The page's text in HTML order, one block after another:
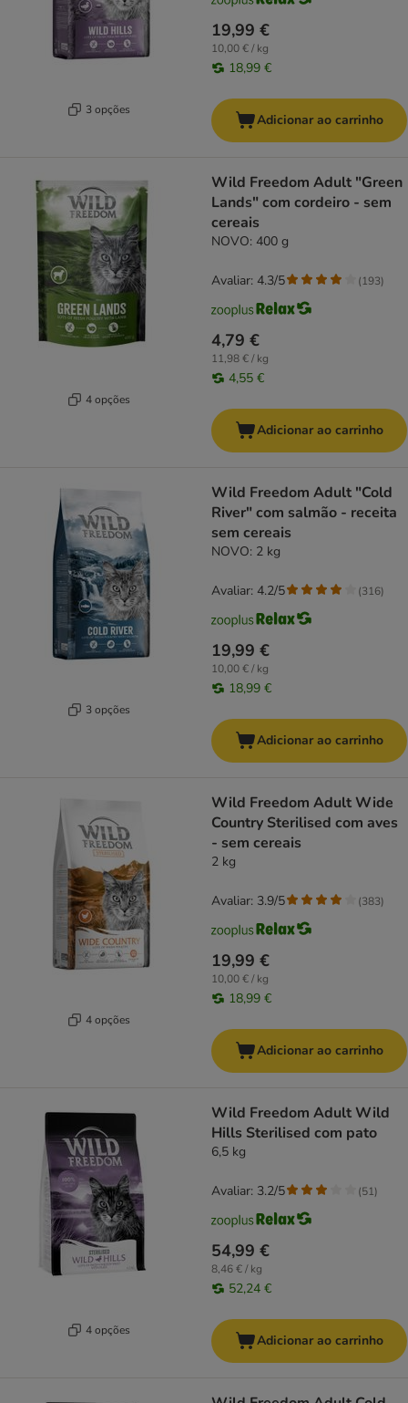
3 opções
19,99 €
10,00 € / kg
18,99 €
Adicionar ao carrinho
4 opções
Wild Freedom Adult "Green
Lands" com cordeiro - sem
cereais
NOVO: 400 g
4,79 €
11,98 € / kg
4,55 €
Avaliar: 4.3/5 (193)
Adicionar ao carrinho
3 opções
Wild Freedom Adult "Cold
River" com salmão - receita
sem cereais
NOVO: 2 kg
19,99 €
10,00 € / kg
18,99 €
Avaliar: 4.2/5 (316)
Adicionar ao carrinho
4 opções
Wild Freedom Adult Wide
Country Sterilised com aves
- sem cereais
2 kg
19,99 €
10,00 € / kg
18,99 €
Avaliar: 3.9/5 (383)
Adicionar ao carrinho
4 opções
Wild Freedom Adult Wild
Hills Sterilised com pato
6,5 kg
54,99 €
8,46 € / kg
52,24 €
Avaliar: 3.2/5 (51)
Adicionar ao carrinho